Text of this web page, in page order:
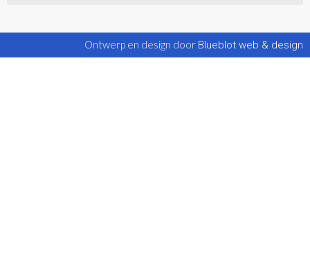
Ontwerp en design door Blueblot web & design